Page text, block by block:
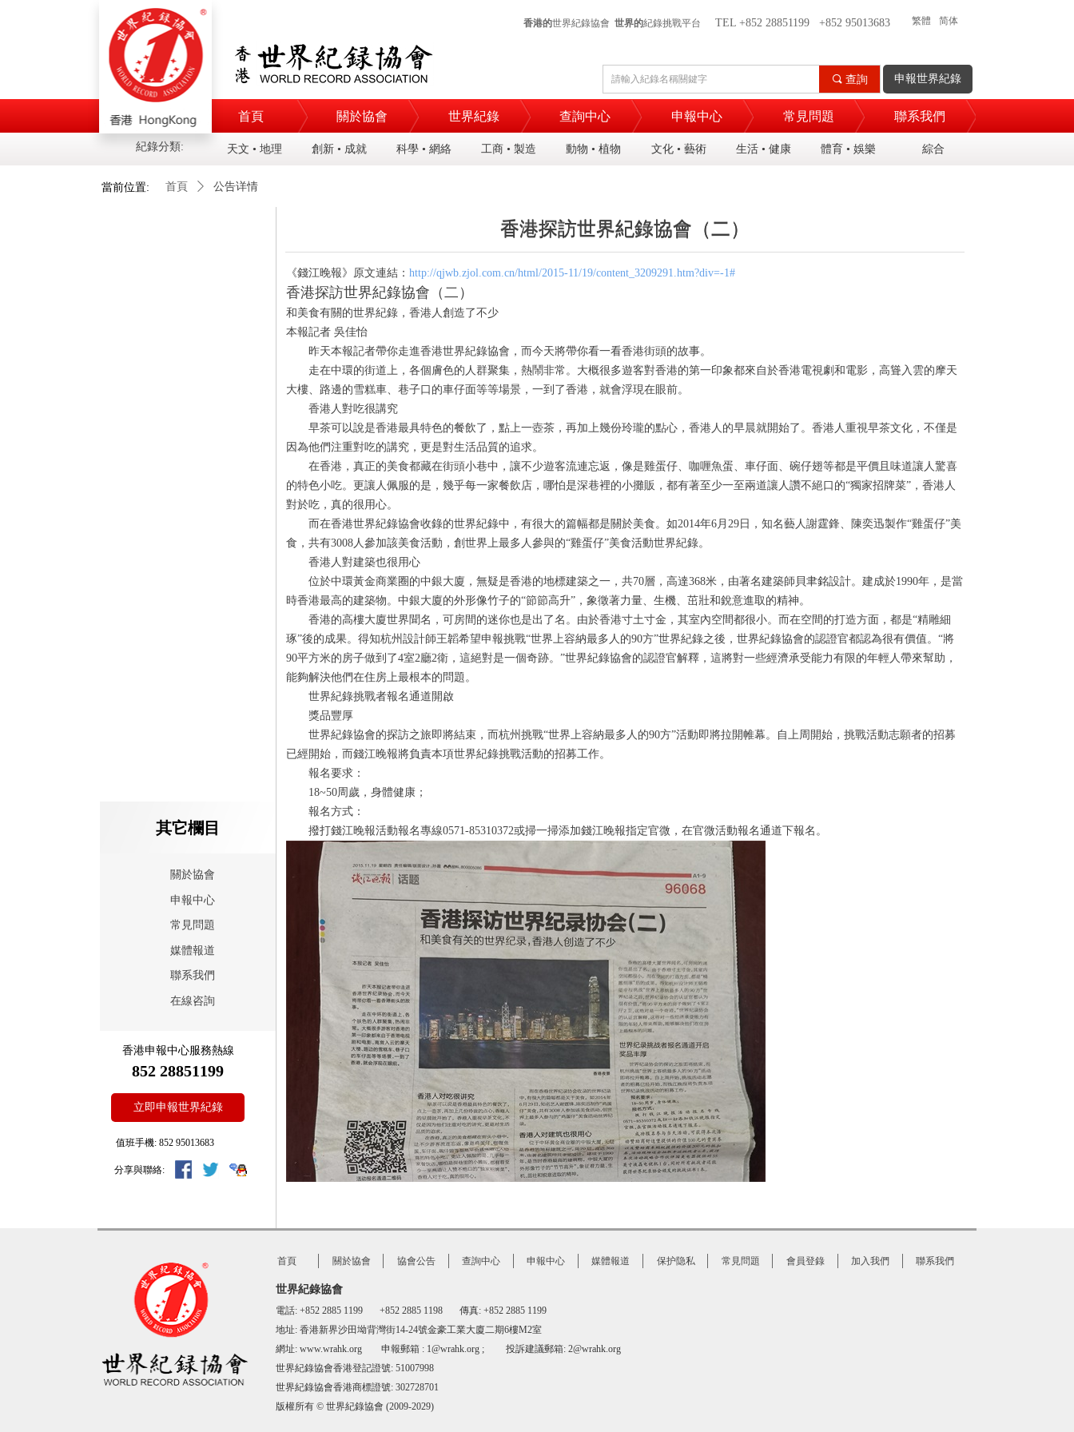
紀錄分類: 天文 • 地理 創新 • 成就 科學 • 網絡 工商 • 製造 動物 • 植物 文化 • 藝術 生活 • 健康 體育 • 娛樂 綜合
끠 查詢
首頁 關於協會 世界紀錄 查詢中心 申報中心 常見問題 聯系我們
香港的世界紀錄協會 世界的紀錄挑戰平台 TEL +852 28851199 +852 95013683
申報世界紀錄
繁體 简体
香港探訪世界紀錄協會（二）
香港探訪世界紀錄協會（二）
《錢江晚報》原文連結： http://qjwb.zjol.com.cn/html/2015-11/19/content_3209291.htm?div=-1#
香港探訪世界紀錄協會（二）
和美食有關的世界紀錄，香港人創造了不少
本報記者 吳佳怡
昨天本報記者帶你走進香港世界紀錄協會，而今天將帶你看一看香港街頭的故事。
走在中環的街道上，各個膚色的人群聚集，熱鬧非常。大概很多遊客對香港的第一印象都來自於香港電視劇和電影，高聳入雲的摩天
大樓、路邊的雪糕車、巷子口的車仔面等等場景，一到了香港，就會浮現在眼前。
香港人對吃很講究
早茶可以說是香港最具特色的餐飲了，點上一壺茶，再加上幾份玲瓏的點心，香港人的早晨就開始了。香港人重視早茶文化，不僅是
因為他們注重對吃的講究，更是對生活品質的追求。
在香港，真正的美食都藏在街頭小巷中，讓不少遊客流連忘返，像是雞蛋仔、咖喱魚蛋、車仔面、碗仔翅等都是平價且味道讓人驚喜
的特色小吃。更讓人佩服的是，幾乎每一家餐飲店，哪怕是深巷裡的小攤販，都有著至少一至兩道讓人讚不絕口的“獨家招牌菜” ，香港人
對於吃，真的很用心。
而在香港世界紀錄協會收錄的世界紀錄中，有很大的篇幅都是關於美食。如2014年6月 29 日，知名藝人謝霆鋒、陳奕迅製作“雞蛋仔”美
食，共有3008人參加該美食活動，創世界上最多人參與的“雞蛋仔”美食活動世界紀錄。
香港人對建築也很用心
位於中環黃金商業圈的中銀大廈，無疑是香港的地標建築之一，共70層，高達368米，由著名建築師貝聿銘設計。建成於1990年，是當
時香港最高的建築物。中銀大廈的外形像竹子的“節節高升” ，象徵著力量、生機、茁壯和銳意進取的精神。
香港的高樓大廈世界聞名，可房間的迷你也是出了名。由於香港寸土寸金，其室內空間都很小。而在空間的打造方面，都是“精雕細
琢”後的成果。得知杭州設計師王韜希望申報挑戰“世界上容納最多人的90方”世界紀錄之後，世界紀錄協會的認證官都認為很有價值。 “將
90平方米的房子做到了4室2廳2衛，這絕對是一個奇跡。 ”世界紀錄協會的認證官解釋，這將對一些經濟承受能力有限的年輕人帶來幫助，
能夠解決他們在住房上最根本的問題。
世界紀錄挑戰者報名通道開啟
獎品豐厚
世界紀錄協會的探訪之旅即將結束，而杭州挑戰“世界上容納最多人的90方”活動即將拉開帷幕。自上周開始，挑戰活動志願者的招募
已經開始，而錢江晚報將負責本項世界紀錄挑戰活動的招募工作。
報名要求：
18~50周歲，身體健康；
報名方式：
撥打錢江晚報活動報名專線0571-85310372或掃一掃添加錢江晚報指定官微，在官微活動報名通道下報名。
關於協會
申報中心
常見問題
媒體報道
聯系我們
在線咨詢
其它欄目
香港申報中心服務熱線
852 28851199
立即申報世界紀錄
值班手機: 852 95013683
分享與聯絡:
當前位置: 首頁 ꄲ 公告详情
首頁 關於協會 協會公告 查詢中心 申報中心 媒體報道 保护隐私 常見問題 會員登錄 加入我們 聯系我們
世界紀錄協會
電話: +852 2885 1199 +852 2885 1198 傳真: +852 2885 1199
地址: 香港新界沙田坳背灣街14-24號金豪工業大廈二期6樓M2室
網址: www.wrahk.org
申報郵箱 : 1@wrahk.org ; 投訴建議郵箱: 2@wrahk.org
世界紀錄協會香港登記證號: 51007998
世界紀錄協會香港商標證號: 302728701
版權所有 © 世界紀錄協會 (2009-2029)